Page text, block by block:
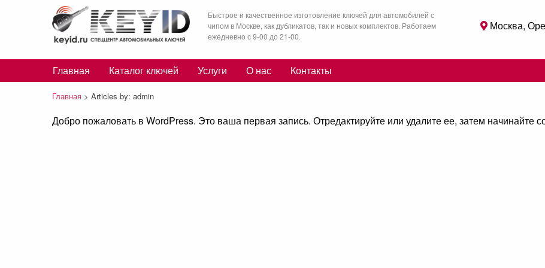
Быстрое и качественное изготовление ключей для автомобилей с
чипом в Москве, как дубликатов, так и новых комплектов. Работаем
ежедневно с 9-00 до 21-00.
Москва,
Главная Каталог ключей Услуги О нас Контакты
Главная > Articles by: admin
Добро пожаловать в WordPress. Это ваша первая запись. Отредактируйте или удалите ее, затем начинайте